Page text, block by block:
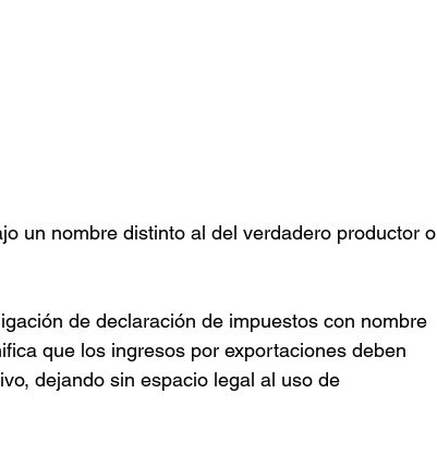
un nombre distinto al del verdadero productor o
de declaración de impuestos con nombre
que los ingresos por exportaciones deben
dejando sin espacio legal al uso de